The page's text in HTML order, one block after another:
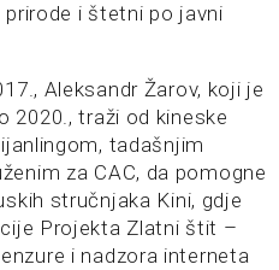
i štetni po javni
Aleksandr Žarov, koji je
2020., traži od kineske
tadašnjim
za CAC, da pomogne
stručnjaka Kini, gdje
Projekta Zlatni štit –
i nadzora interneta